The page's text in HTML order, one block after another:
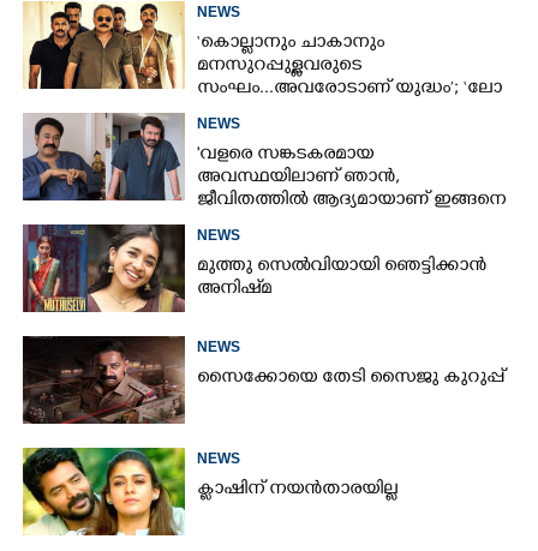
NEWS
‘കൊല്ലാനും ചാകാനും
മനസുറപ്പുള്ളവരുടെ
സംഘം...അവരോടാണ് യുദ്ധം’; ‘ലോ
NEWS
'വളരെ സങ്കടകരമായ
അവസ്ഥയിലാണ് ഞാൻ,
ജീവിതത്തിൽ ആദ്യമായാണ് ഇങ്ങനെ
മോഹൻലാൽ
NEWS
മുത്തു സെൽവിയായി ഞെട്ടിക്കാൻ
അനിഷ്‌മ
NEWS
സൈക്കോയെ തേടി സൈജു കുറുപ്പ്
NEWS
ക്ലാഷിന് നയൻതാരയില്ല